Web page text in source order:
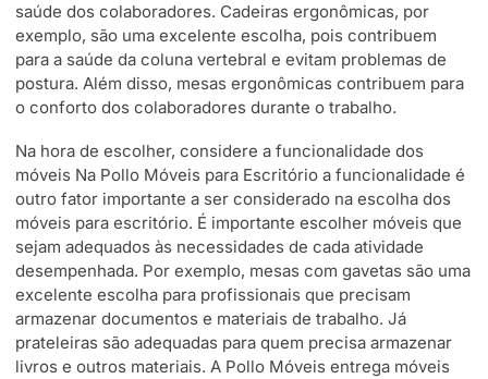
saúde dos colaboradores. Cadeiras ergonômicas, por
exemplo, são uma excelente escolha, pois contribuem
para a saúde da coluna vertebral e evitam problemas de
postura. Além disso, mesas ergonômicas contribuem para
o conforto dos colaboradores durante o trabalho.
Na hora de escolher, considere a funcionalidade dos
móveis Na Pollo Móveis para Escritório a funcionalidade é
outro fator importante a ser considerado na escolha dos
móveis para escritório. É importante escolher móveis que
sejam adequados às necessidades de cada atividade
desempenhada. Por exemplo, mesas com gavetas são uma
excelente escolha para profissionais que precisam
armazenar documentos e materiais de trabalho. Já
prateleiras são adequadas para quem precisa armazenar
livros e outros materiais. A Pollo Móveis entrega móveis